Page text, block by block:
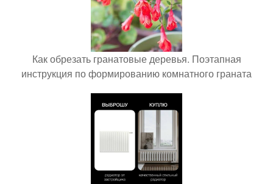
Как обрезать гранатовые деревья. Поэтапная
инструкция по формированию комнатного граната